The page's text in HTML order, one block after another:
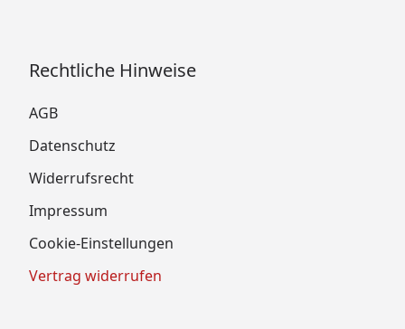
Rechtliche Hinweise
AGB
Datenschutz
Widerrufsrecht
Impressum
Cookie-Einstellungen
Vertrag widerrufen